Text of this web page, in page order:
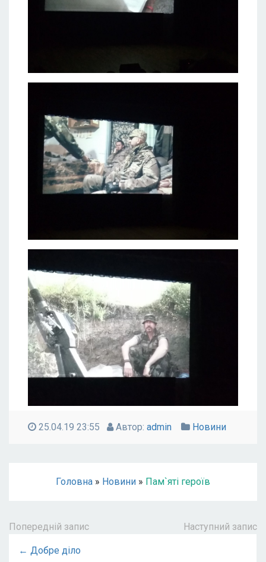
25.04.19 23:55 Автор: admin Новини
Головна » Новини » Пам`яті героїв
Попередній запис Наступний запис
← Добре діло